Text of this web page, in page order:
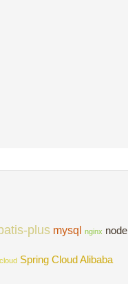
plus mysql nginx node
Spring Cloud Alibaba